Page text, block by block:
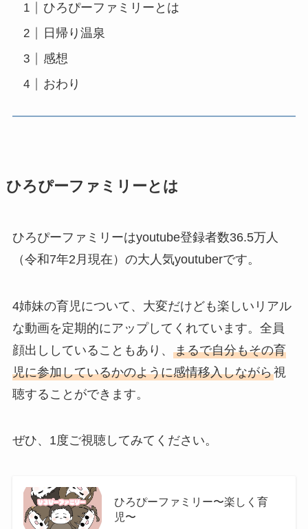
ひろぴーファミリーとは
日帰り温泉
感想
おわり
ひろぴーファミリーとは
ひろぴーファミリーはyoutube登録者数36.5万人
（令和7年2月現在）の大人気youtuberです。
4姉妹の育児について、大変だけども楽しいリアル
な動画を定期的にアップしてくれています。全員
顔出ししていることもあり、 まるで自分もその育
児に参加しているかのように感情移入しながら視
聴することができます。
ぜひ、1度ご視聴してみてください。
ひろぴーファミリー〜楽しく育
児〜